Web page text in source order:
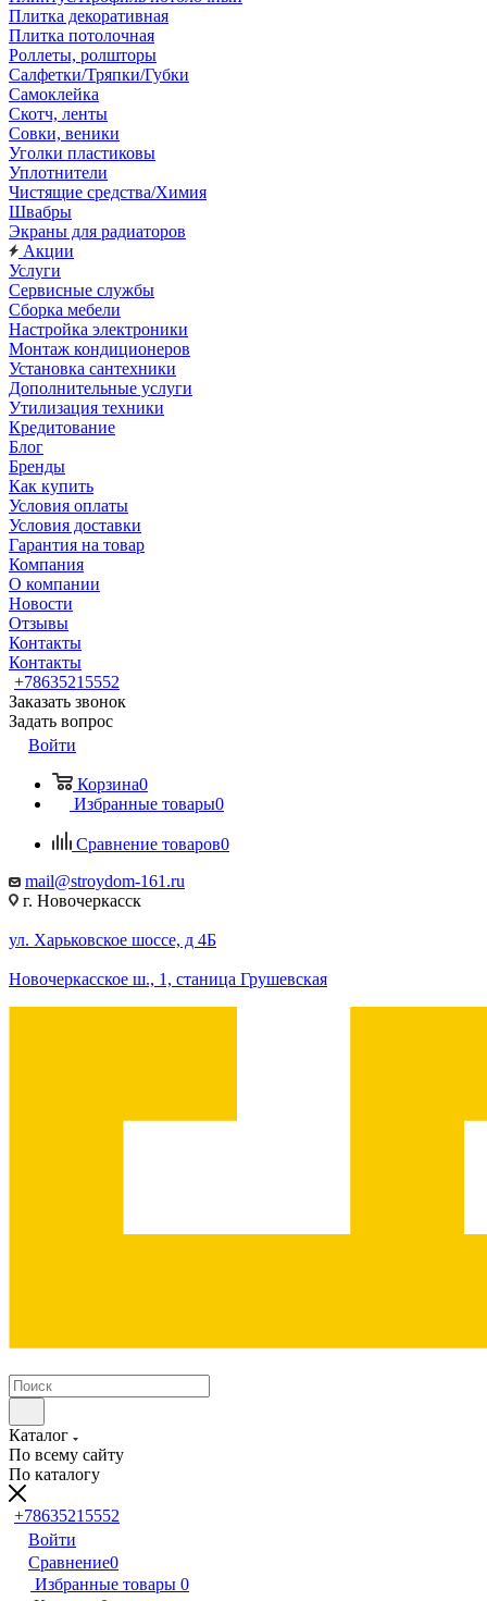
Плитка декоративная
Плитка потолочная
Роллеты, ролшторы
Салфетки/Тряпки/Губки
Самоклейка
Скотч, ленты
Совки, веники
Уголки пластиковы
Уплотнители
Чистящие средства/Химия
Швабры
Экраны для радиаторов
Акции
Услуги
Сервисные службы
Сборка мебели
Настройка электроники
Монтаж кондиционеров
Установка сантехники
Дополнительные услуги
Утилизация техники
Кредитование
Блог
Бренды
Как купить
Условия оплаты
Условия доставки
Гарантия на товар
Компания
О компании
Новости
Отзывы
Контакты
Контакты
+78635215552
Заказать звонок
Задать вопрос
Войти
Корзина0
Избранные товары0
Сравнение товаров0
mail@stroydom-161.ru
г. Новочеркасск
ул. Харьковское шоссе, д 4Б
Новочеркасское ш., 1, станица Грушевская
Каталог
По всему сайту
По каталогу
+78635215552
Войти
Сравнение0
Избранные товары 0